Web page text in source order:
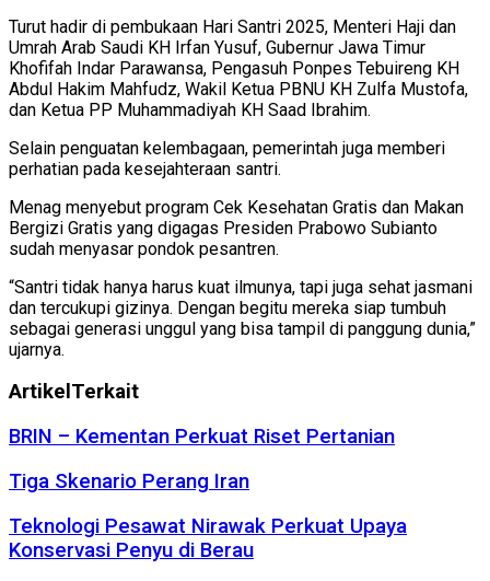
Turut hadir di pembukaan Hari Santri 2025, Menteri Haji dan
Umrah Arab Saudi KH Irfan Yusuf, Gubernur Jawa Timur
Khofifah Indar Parawansa, Pengasuh Ponpes Tebuireng KH
Abdul Hakim Mahfudz, Wakil Ketua PBNU KH Zulfa Mustofa,
dan Ketua PP Muhammadiyah KH Saad Ibrahim.
Selain penguatan kelembagaan, pemerintah juga memberi
perhatian pada kesejahteraan santri.
Menag menyebut program Cek Kesehatan Gratis dan Makan
Bergizi Gratis yang digagas Presiden Prabowo Subianto
sudah menyasar pondok pesantren.
“Santri tidak hanya harus kuat ilmunya, tapi juga sehat jasmani
dan tercukupi gizinya. Dengan begitu mereka siap tumbuh
sebagai generasi unggul yang bisa tampil di panggung dunia,”
ujarnya.
Artikel Terkait
BRIN – Kementan Perkuat Riset Pertanian
Tiga Skenario Perang Iran
Teknologi Pesawat Nirawak Perkuat Upaya
Konservasi Penyu di Berau